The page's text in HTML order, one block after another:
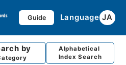
Guide Language JA
by
Alphabetical
Index Search